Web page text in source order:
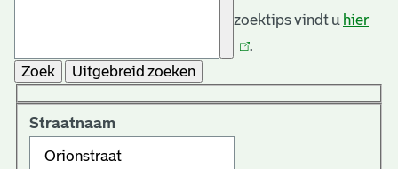
zoektips vindt u hier
.
Zoek
Uitgebreid zoeken
Straatnaam